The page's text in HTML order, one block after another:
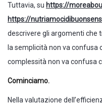
Tuttavia, su https://
https://
descrivere gli argomenti che
la semplicità non va confusa
complessità non va confusa
Cominciamo.
Nella valutazione